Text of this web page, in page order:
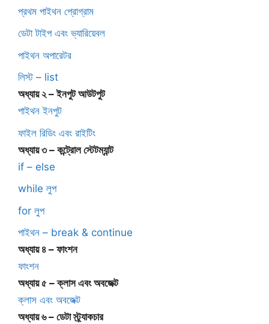
প্রথম পাইথন প্রোগ্রাম
ডেটা টাইপ এবং ভ্যারিয়েবল
পাইথন অপারেটর
লিস্ট – list
অধ্যায় ২ – ইনপুট আউটপুট
পাইথন ইনপুট
ফাইল রিডিং এবং রাইটিং
অধ্যায় ৩ – কন্ট্রোল স্টেটম্যান্ট
if – else
while লুপ
for লুপ
পাইথন – break & continue
অধ্যায় ৪ – ফাংশন
ফাংশন
অধ্যায় ৫ – ক্লাস এবং অবজেক্ট
ক্লাস এবং অবজেক্ট
অধ্যায় ৬ – ডেটা স্ট্র্যাকচার